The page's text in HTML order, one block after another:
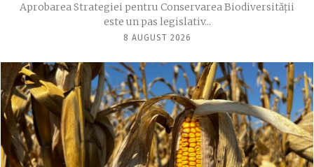
Aprobarea Strategiei pentru Conservarea Biodiversității
este un pas legislativ...
8 AUGUST 2026